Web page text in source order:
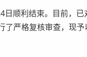
顺利结束。目前，已
严格复核审查，现予